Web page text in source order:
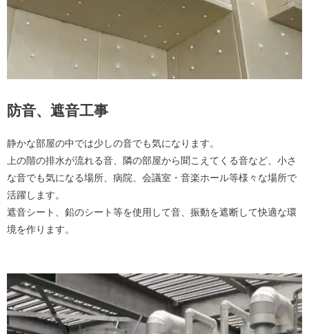
防音、遮音工事
静かな部屋の中では少しの音でも気になります。
上の階の排水が流れる音、隣の部屋から聞こえてくる音など、小さ
な音でも気になる場所、病院、会議室・音楽ホール等様々な場所で
活躍します。
遮音シート、鉛のシート等を使用して音、振動を遮断して快適な環
境を作ります。